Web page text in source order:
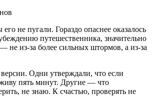
не пугали. Гораздо опаснее оказалось
путешественника, значительно
не из-за более сильных штормов, а из-за
Одни утверждали, что если
пять минут. Другие — что
не знаю. К счастью, проверять не